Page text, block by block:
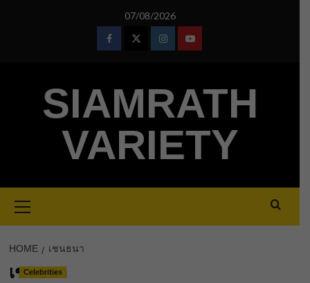
07/08/2026
FacebookTwitterInstagramYoutube
SIAMRATH
VARIETY
Menu
HOME เชนธนา
เชนธนา
Celebrities